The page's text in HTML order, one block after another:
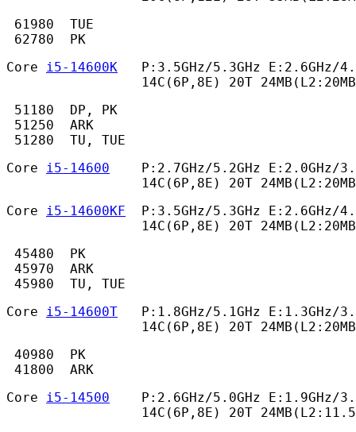
61980  TUE
62780  PK
Core i5-14600K
P:3.5GHz/5.3GHz E:2.6GHz/
14C(6P,8E) 20T
51180  DP, PK
51250  ARK
51280  TU, TUE
Core i5-14600
P:2.7GHz/5.2GHz E:2.0GHz/
14C(6P,8E) 20T
Core i5-14600KF
P:3.5GHz/5.3GHz E:2.6GHz/
14C(6P,8E) 20T
45480  PK
45970  ARK
45980  TU, TUE
Core i5-14600T
P:1.8GHz/5.1GHz E:1.3GHz/
14C(6P,8E) 20T
40980  PK
41800  ARK
Core i5-14500
P:2.6GHz/5.0GHz E:1.9GHz/
14C(6P,8E) 20T